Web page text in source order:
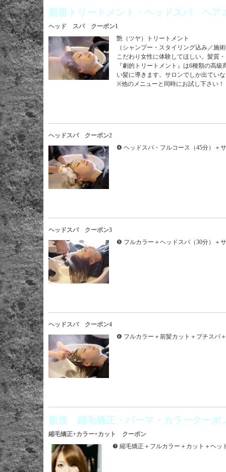
新規トリートメント・ヘッドスパ ヘ
ヘッド スパ クーポン1
艶（ツヤ）トリートメント
（シャンプー・スタイリング込み／施
こだわり女性に体験してほしい。髪質
『劇的トリートメント』は6種類の高
い髪に導きます。サロンでしか出てい
※他のメニューと同時にお試し下さい！
ヘッドスパ クーポン2
❹ ヘッドスパ・フルコース（45分）＋
ヘッドスパ クーポン3
❺ フルカラー＋ヘッドスパ（30分）＋
ヘッドスパ クーポン4
❻ フルカラー＋前髪カット＋プチスパ
新規 縮毛矯正・パーマ・カラークーポ
縮毛矯正+カラー+カット クーポン
❼ 縮毛矯正＋フルカラー＋カット＋ヘ